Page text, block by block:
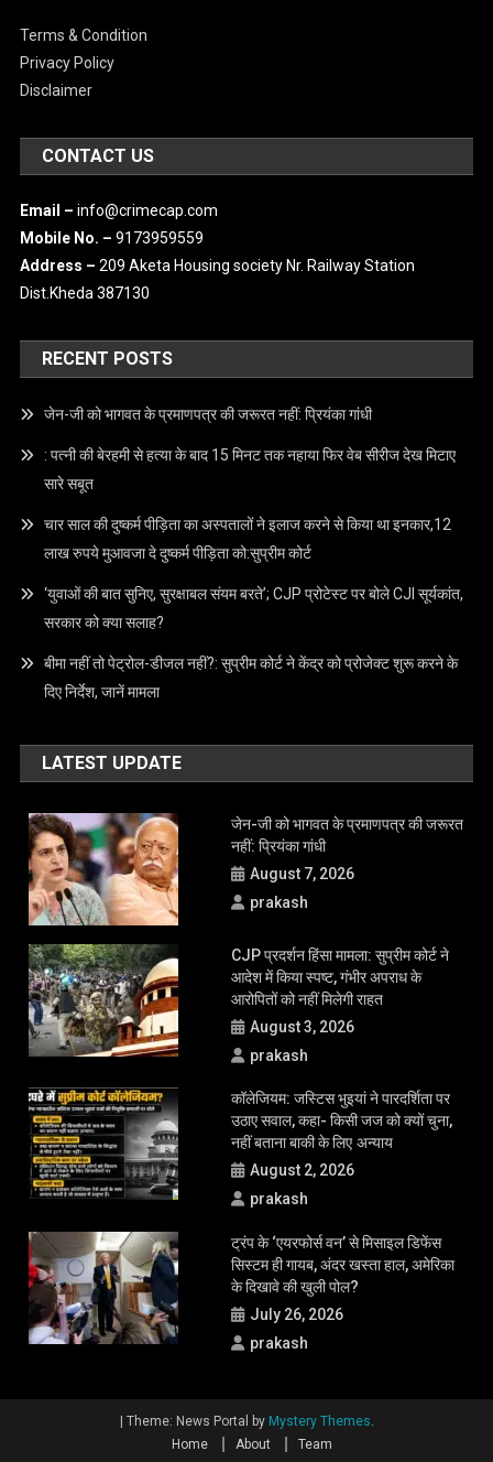
Terms & Condition
Privacy Policy
Disclaimer
CONTACT US
Email –info@crimecap.com
Mobile No. – 9173959559
Address –209 Aketa Housing society Nr. Railway Station
Dist.Kheda 387130
RECENT POSTS
जेन-जी को भागवत के प्रमाणपत्र की जरूरत नहीं: प्रियंका गांधी
: पत्नी की बेरहमी से हत्या के बाद 15 मिनट तक नहाया फिर वेब सीरीज देख मिटाए
सारे सबूत
चार साल की दुष्कर्म पीड़िता का अस्पतालों ने इलाज करने से किया था इनकार,12
लाख रुपये मुआवजा दे दुष्कर्म पीड़िता को:सुप्रीम कोर्ट
‘युवाओं की बात सुनिए, सुरक्षाबल संयम बरते’; CJP प्रोटेस्ट पर बोले CJI सूर्यकांत,
सरकार को क्या सलाह?
बीमा नहीं तो पेट्रोल-डीजल नहीं?: सुप्रीम कोर्ट ने केंद्र को प्रोजेक्ट शुरू करने के
दिए निर्देश, जानें मामला
LATEST UPDATE
जेन-जी को भागवत के प्रमाणपत्र की जरूरत
नहीं: प्रियंका गांधी
August 7, 2026
prakash
CJP प्रदर्शन हिंसा मामला: सुप्रीम कोर्ट ने
आदेश में किया स्पष्ट, गंभीर अपराध के
आरोपितों को नहीं मिलेगी राहत
August 3, 2026
prakash
कॉलेजियम: जस्टिस भुइयां ने पारदर्शिता पर
उठाए सवाल, कहा- किसी जज को क्यों चुना,
नहीं बताना बाकी के लिए अन्याय
August 2, 2026
prakash
ट्रंप के ‘एयरफोर्स वन’ से मिसाइल डिफेंस
सिस्टम ही गायब, अंदर खस्ता हाल, अमेरिका
के दिखावे की खुली पोल?
July 26, 2026
prakash
Theme: News Portal by Mystery Themes.
Home
About Team